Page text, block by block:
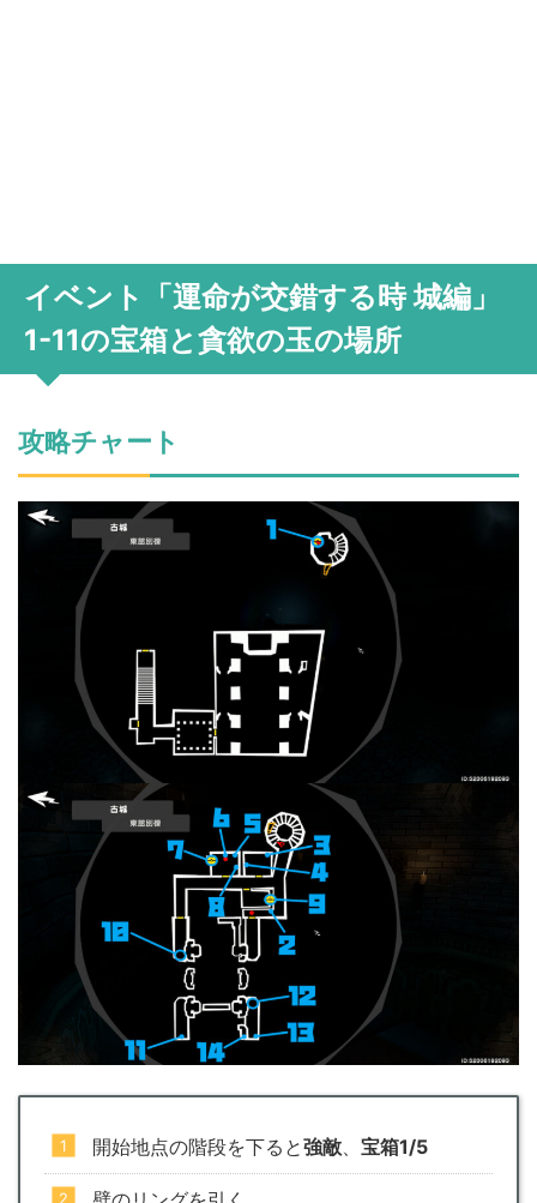
イベント「運命が交錯する時 城編」
1-11の宝箱と貪欲の玉の場所
攻略チャート
開始地点の階段を下ると強敵、 宝箱1/5